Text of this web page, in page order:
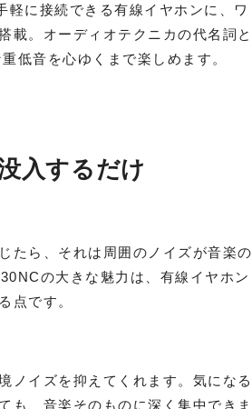
に接続できる有線イヤホンに、ワ
載。オーディオテクニカの代名詞と
低音を心ゆくまで楽しめます。
入するだけ
たら、それは周囲のノイズが音楽の
の大きな魅力は、有線イヤホン
点です。
ノイズを抑えてくれます。気になる
も、音楽そのものに深く集中できま